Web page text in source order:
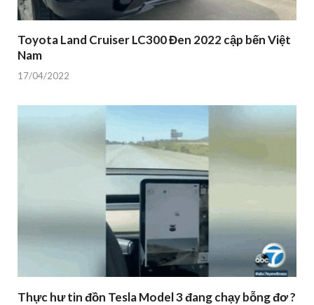
Toyota Land Cruiser LC300 Đen 2022 cập bến Việt
Nam
17/04/2022
Thực hư tin đồn Tesla Model 3 đang chạy bỗng đơ ?